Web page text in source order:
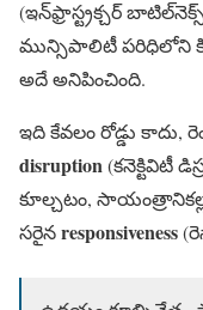
(ఇన్‌ఫ్రాస్ట్రక్చర్
మున్సిపాలిటీ పరిధిలోని
అదే అనిపించింది.
ఇది కేవలం రోడ్డు కాదు,
disruption(కనెక్టివిటీ
కూల్చటం,
సరైనresponsiveness